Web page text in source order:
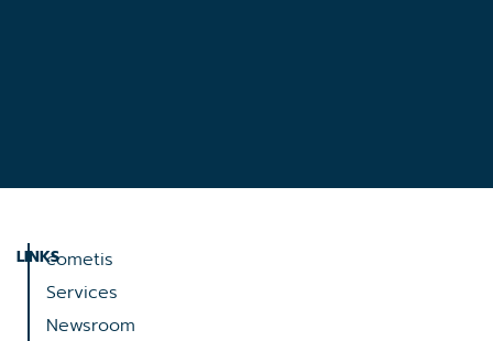
LINKScometis
Services
Newsroom